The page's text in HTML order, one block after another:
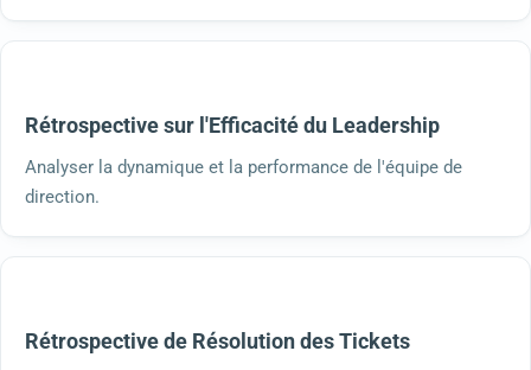
Rétrospective sur l'Efficacité du Leadership
Analyser la dynamique et la performance de l'équipe de
direction.
Rétrospective de Résolution des Tickets